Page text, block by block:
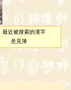
最近被搜索的漢字
意見簿